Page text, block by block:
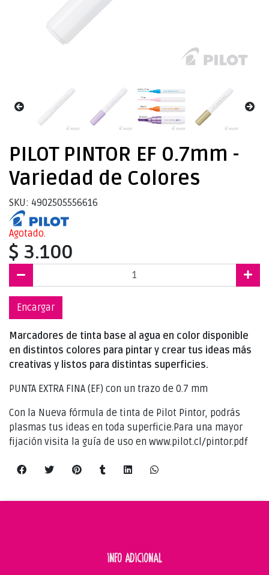
PILOT PINTOR EF 0.7mm -
Variedad de Colores
SKU: 4902505556616
Agotado.
$ 3.100
Encargar
Marcadores de tinta base al agua en color disponible
en distintos colores para pintar y crear tus ideas más
creativas y listos para distintas superficies.
PUNTA EXTRA FINA (EF) con un trazo de 0.7 mm
Con la Nueva fórmula de tinta de Pilot Pintor, podrás
plasmas tus ideas en toda superficie.Para una mayor
fijación visita la guía de uso en www.pilot.cl/pintor.pdf
INFO ADICIONAL